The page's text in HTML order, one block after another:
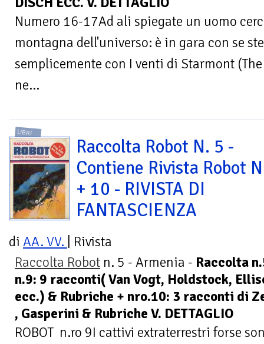
Numero 16-17Ad ali spiegate un uomo
montagna dell'universo: è in gara con se
semplicemente con I venti di Starmont
ne...
LIBRI
Raccolta Robot N. 5 -
Contiene Rivista Robot
+ 10 - RIVISTA DI
FANTASCIENZA
di AA. VV.
| Rivista
Raccolta Robot n. 5 - Armenia - Raccolta
n.9: 9 racconti( Van Vogt, Holdstock,
ecc.) & Rubriche + nro.10: 3 racconti di
, Gasperini & Rubriche V. DETTAGLIO
ROBOT n.ro 9I cattivi extraterrestri forse